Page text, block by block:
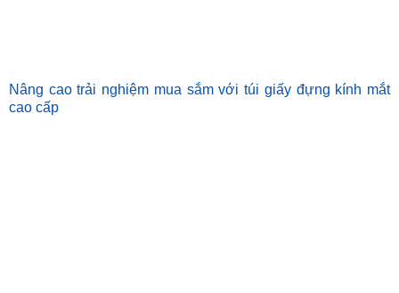
Nâng cao trải nghiệm mua sắm với túi giấy đựng kính mắt
cao cấp